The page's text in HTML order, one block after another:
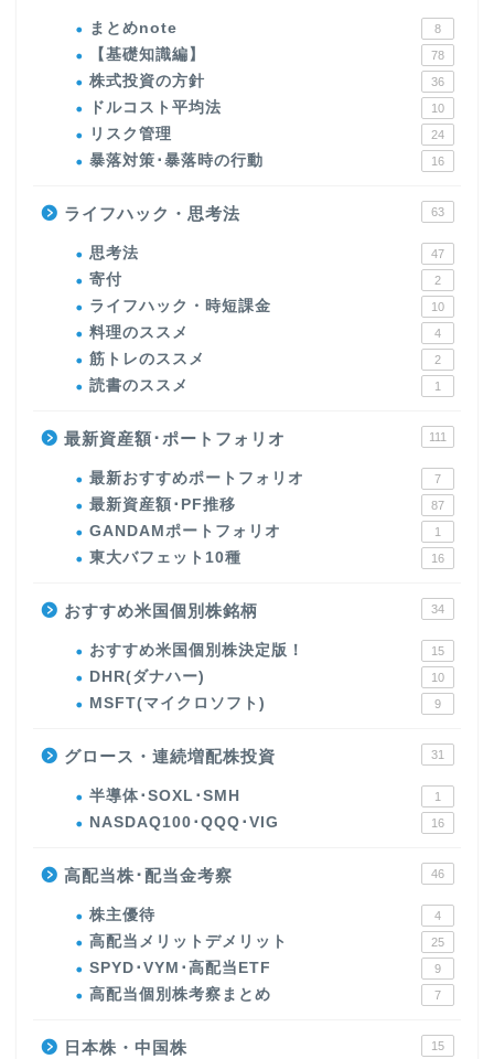
まとめnote 8
【基礎知識編】 78
株式投資の方針 36
ドルコスト平均法 10
リスク管理 24
暴落対策･暴落時の行動 16
ライフハック・思考法 63
思考法 47
寄付 2
ライフハック・時短課金 10
料理のススメ 4
筋トレのススメ 2
読書のススメ 1
最新資産額･ポートフォリオ 111
最新おすすめポートフォリオ 7
最新資産額･PF推移 87
GANDAMポートフォリオ 1
東大バフェット10種 16
おすすめ米国個別株銘柄 34
おすすめ米国個別株決定版！ 15
DHR(ダナハー) 10
MSFT(マイクロソフト) 9
グロース・連続増配株投資 31
半導体･SOXL･SMH 1
NASDAQ100･QQQ･VIG 16
高配当株･配当金考察 46
株主優待 4
高配当メリットデメリット 25
SPYD･VYM･高配当ETF 9
高配当個別株考察まとめ 7
日本株・中国株 15